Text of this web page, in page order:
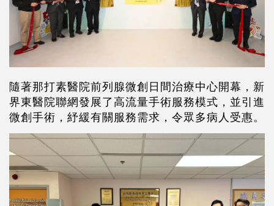
隨著那打素醫院前列腺微創日間治療中心開幕，新
界東醫院聯網發展了高流量手術服務模式，並引進
微創手術，紓緩有關服務需求，令眾多病人受惠。